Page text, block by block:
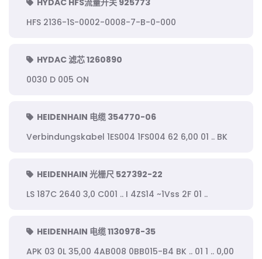
HYDAC HFS流量开关 925773
HFS 2136-1S-0002-0008-7-B-0-000
HYDAC 滤芯 1260890
0030 D 005 ON
HEIDENHAIN 电缆 354770-06
Verbindungskabel 1ES004 1FS004 62 6,00 01 .. BK
HEIDENHAIN 光栅尺 527392-22
LS 187C 2640 3,0 C001 .. I 4ZS14 ~1Vss 2F 01 ..
HEIDENHAIN 电缆 1130978-35
APK 03 0L 35,00 4AB008 0BB015-B4 BK .. 01 1 .. 0,00